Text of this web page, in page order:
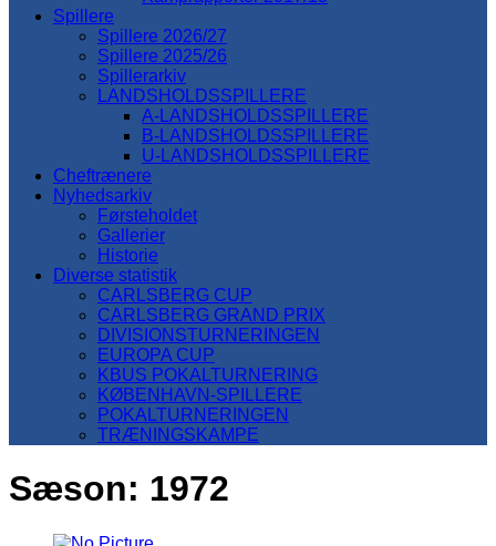
Spillere
Spillere 2026/27
Spillere 2025/26
Spillerarkiv
LANDSHOLDSSPILLERE
A-LANDSHOLDSSPILLERE
B-LANDSHOLDSSPILLERE
U-LANDSHOLDSSPILLERE
Cheftrænere
Nyhedsarkiv
Førsteholdet
Gallerier
Historie
Diverse statistik
CARLSBERG CUP
CARLSBERG GRAND PRIX
DIVISIONSTURNERINGEN
EUROPA CUP
KBUS POKALTURNERING
KØBENHAVN-SPILLERE
POKALTURNERINGEN
TRÆNINGSKAMPE
Sæson: 1972